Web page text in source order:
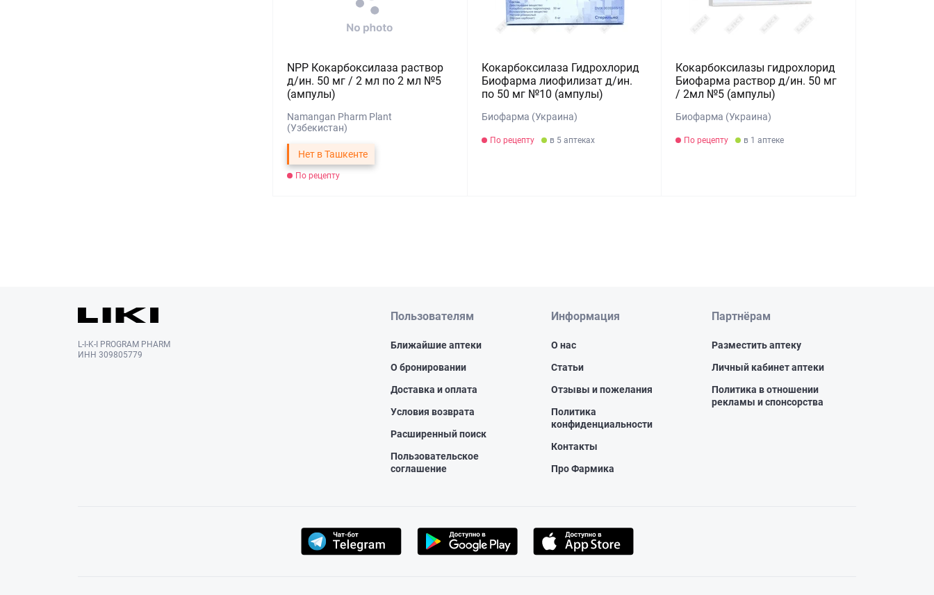
NPP Кокарбоксилаза раствор
д/ин. 50 мг / 2 мл по 2 мл №5
(ампулы)
Namangan Pharm Plant
(Узбекистан)
Нет в Ташкенте
По рецепту
Кокарбоксилаза Гидрохлорид
Биофарма лиофилизат д/ин.
по 50 мг №10 (ампулы)
Биофарма (Украина)
По рецепту в 5 аптеках
Кокарбоксилазы гидрохлорид
Биофарма раствор д/ин. 50 мг
/ 2мл №5 (ампулы)
Биофарма (Украина)
По рецепту в 1 аптеке
L-I-K-I PROGRAM PHARM
ИНН 309805779
Пользователям
Ближайшие аптеки
О бронировании
Доставка и оплата
Условия возврата
Расширенный поиск
Пользовательское
соглашение
Информация
О нас
Статьи
Отзывы и пожелания
Политика
конфиденциальности
Контакты
Про Фармика
Партнёрам
Разместить аптеку
Личный кабинет аптеки
Политика в отношении
рекламы и спонсорства